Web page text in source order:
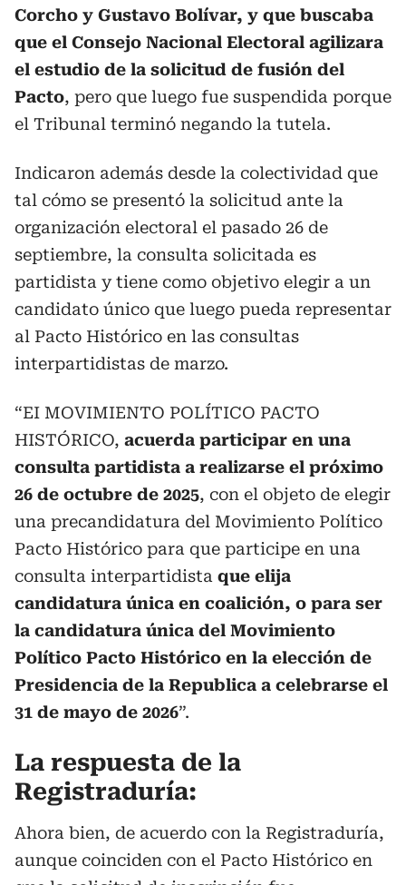
Corcho y Gustavo Bolívar, y que buscaba
que el Consejo Nacional Electoral agilizara
el estudio de la solicitud de fusión del
Pacto, pero que luego fue suspendida porque
el Tribunal terminó negando la tutela.
Indicaron además desde la colectividad que
tal cómo se presentó la solicitud ante la
organización electoral el pasado 26 de
septiembre, la consulta solicitada es
partidista y tiene como objetivo elegir a un
candidato único que luego pueda representar
al Pacto Histórico en las consultas
interpartidistas de marzo.
“EI MOVIMIENTO POLÍTICO PACTO
HISTÓRICO, acuerda participar en una
consulta partidista a realizarse el próximo
26 de octubre de 2025, con el objeto de elegir
una precandidatura del Movimiento Político
Pacto Histórico para que participe en una
consulta interpartidista que elija
candidatura única en coalición, o para ser
la candidatura única del Movimiento
Político Pacto Histórico en la elección de
Presidencia de la Republica a celebrarse el
31 de mayo de 2026”.
La respuesta de la
Registraduría:
Ahora bien, de acuerdo con la Registraduría,
aunque coinciden con el Pacto Histórico en